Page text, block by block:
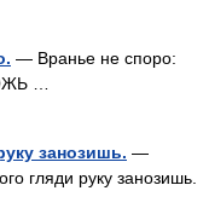
— Вранье не споро:
…
занозишь. —
гляди руку занозишь.